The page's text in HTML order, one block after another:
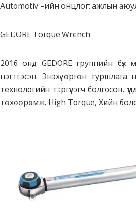
Automotiv –ийн онцлог: ажлын
GEDORE Torque Wrench
2016 онд GEDORE группийн бүх
нэгтгэсэн. Энэхүү өргөн
технологийн тэргүүлэгч болгосон,
төхөөрөмж, High Torque, Хийн